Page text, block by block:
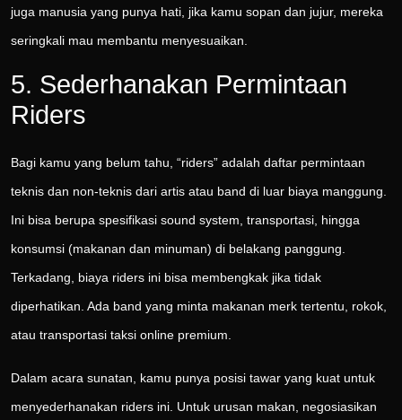
juga manusia yang punya hati, jika kamu sopan dan jujur, mereka
seringkali mau membantu menyesuaikan.
5. Sederhanakan Permintaan
Riders
Bagi kamu yang belum tahu, “riders” adalah daftar permintaan
teknis dan non-teknis dari artis atau band di luar biaya manggung.
Ini bisa berupa spesifikasi sound system, transportasi, hingga
konsumsi (makanan dan minuman) di belakang panggung.
Terkadang, biaya riders ini bisa membengkak jika tidak
diperhatikan. Ada band yang minta makanan merk tertentu, rokok,
atau transportasi taksi online premium.
Dalam acara sunatan, kamu punya posisi tawar yang kuat untuk
menyederhanakan riders ini. Untuk urusan makan, negosiasikan